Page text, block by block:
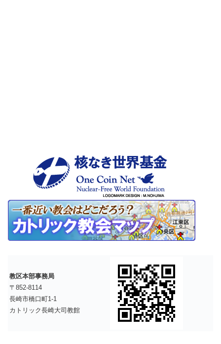
教区本部事務局
〒852-8114
長崎市橋口町1-1
カトリック長崎大司教館